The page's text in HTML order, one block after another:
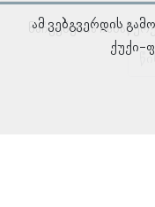
ნაჩვენებია
ამ ვებგვერდის
ქუქი-